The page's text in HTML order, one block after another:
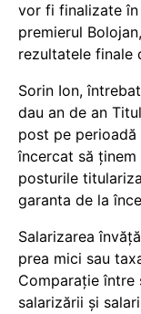
vor fi finalizate în
premierul
rezultatele finale
Sorin Ion,
dau an de an
post pe perioadă
încercat să
posturile
garanta de la
Salarizarea
prea mici sau
Comparație între
salarizării și